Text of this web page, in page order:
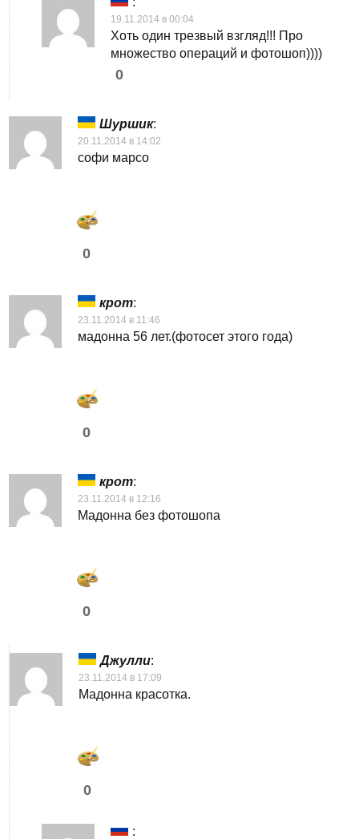
19.11.2014 в 00:04
Хоть один трезвый взгляд!!! Про
множество операций и фотошоп))))
0
Шуршик:
20.11.2014 в 14:02
софи марсо
0
крот:
23.11.2014 в 11:46
мадонна 56 лет.(фотосет этого года)
0
крот:
23.11.2014 в 12:16
Мадонна без фотошопа
0
Джулли:
23.11.2014 в 17:09
Мадонна красотка.
0
: